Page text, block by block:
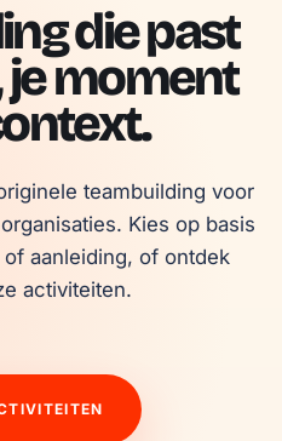
die past
je moment
teambuilding voor
Kies op basis
aanleiding, of ontdek
activiteiten.